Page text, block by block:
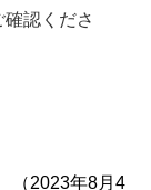
確認くださ
（2023年8月4